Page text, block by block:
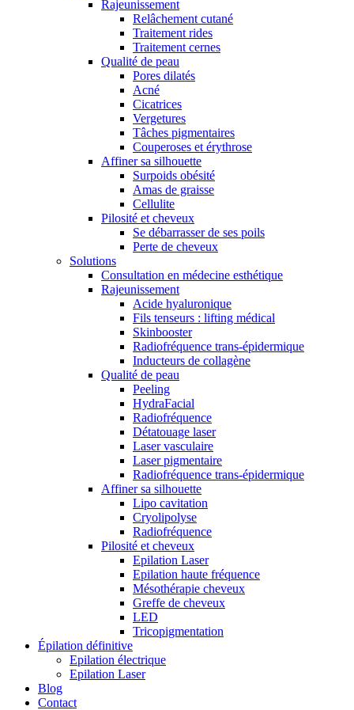
Rajeunissement
Relâchement cutané
Traitement rides
Traitement cernes
Qualité de peau
Pores dilatés
Acné
Cicatrices
Vergetures
Tâches pigmentaires
Couperoses et érythrose
Affiner sa silhouette
Surpoids obésité
Amas de graisse
Cellulite
Pilosité et cheveux
Se débarrasser de ses poils
Perte de cheveux
Solutions
Consultation en médecine esthétique
Rajeunissement
Acide hyaluronique
Fils tenseurs : lifting médical
Skinbooster
Radiofréquence trans-épidermique
Inducteurs de collagène
Qualité de peau
Peeling
HydraFacial
Radiofréquence
Détatouage laser
Laser vasculaire
Laser pigmentaire
Radiofréquence trans-épidermique
Affiner sa silhouette
Lipo cavitation
Cryolipolyse
Radiofréquence
Pilosité et cheveux
Epilation Laser
Epilation haute fréquence
Mésothérapie cheveux
Greffe de cheveux
LED
Tricopigmentation
Épilation définitive
Epilation électrique
Epilation Laser
Blog
Contact